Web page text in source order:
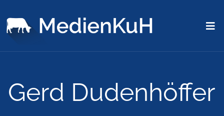
Gerd Dudenhöffer